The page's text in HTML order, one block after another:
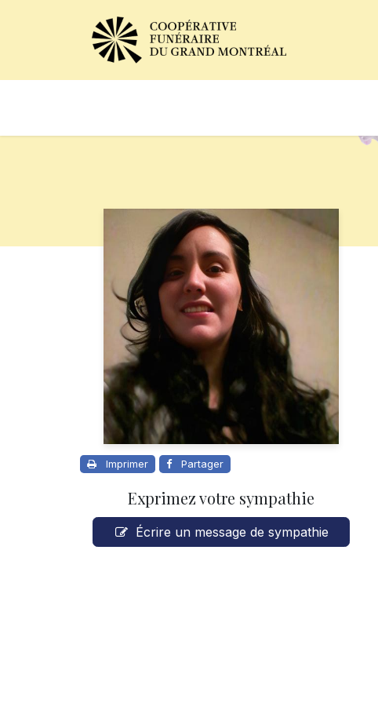
Imprimer Partager
Exprimez votre sympathie
Écrire un message de sympathie